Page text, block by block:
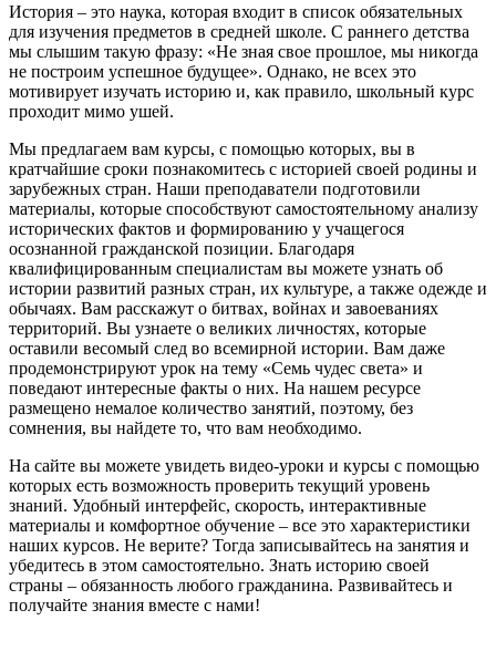
История – это наука, которая входит в список обязательных
для изучения предметов в средней школе. С раннего детства
мы слышим такую фразу: «Не зная свое прошлое, мы никогда
не построим успешное будущее». Однако, не всех это
мотивирует изучать историю и, как правило, школьный курс
проходит мимо ушей.
Мы предлагаем вам курсы, с помощью которых, вы в
кратчайшие сроки познакомитесь с историей своей родины и
зарубежных стран. Наши преподаватели подготовили
материалы, которые способствуют самостоятельному анализу
исторических фактов и формированию у учащегося
осознанной гражданской позиции. Благодаря
квалифицированным специалистам вы можете узнать об
истории развитий разных стран, их культуре, а также одежде и
обычаях. Вам расскажут о битвах, войнах и завоеваниях
территорий. Вы узнаете о великих личностях, которые
оставили весомый след во всемирной истории. Вам даже
продемонстрируют урок на тему «Семь чудес света» и
поведают интересные факты о них. На нашем ресурсе
размещено немалое количество занятий, поэтому, без
сомнения, вы найдете то, что вам необходимо.
На сайте вы можете увидеть видео-уроки и курсы с помощью
которых есть возможность проверить текущий уровень
знаний. Удобный интерфейс, скорость, интерактивные
материалы и комфортное обучение – все это характеристики
наших курсов. Не верите? Тогда записывайтесь на занятия и
убедитесь в этом самостоятельно. Знать историю своей
страны – обязанность любого гражданина. Развивайтесь и
получайте знания вместе с нами!